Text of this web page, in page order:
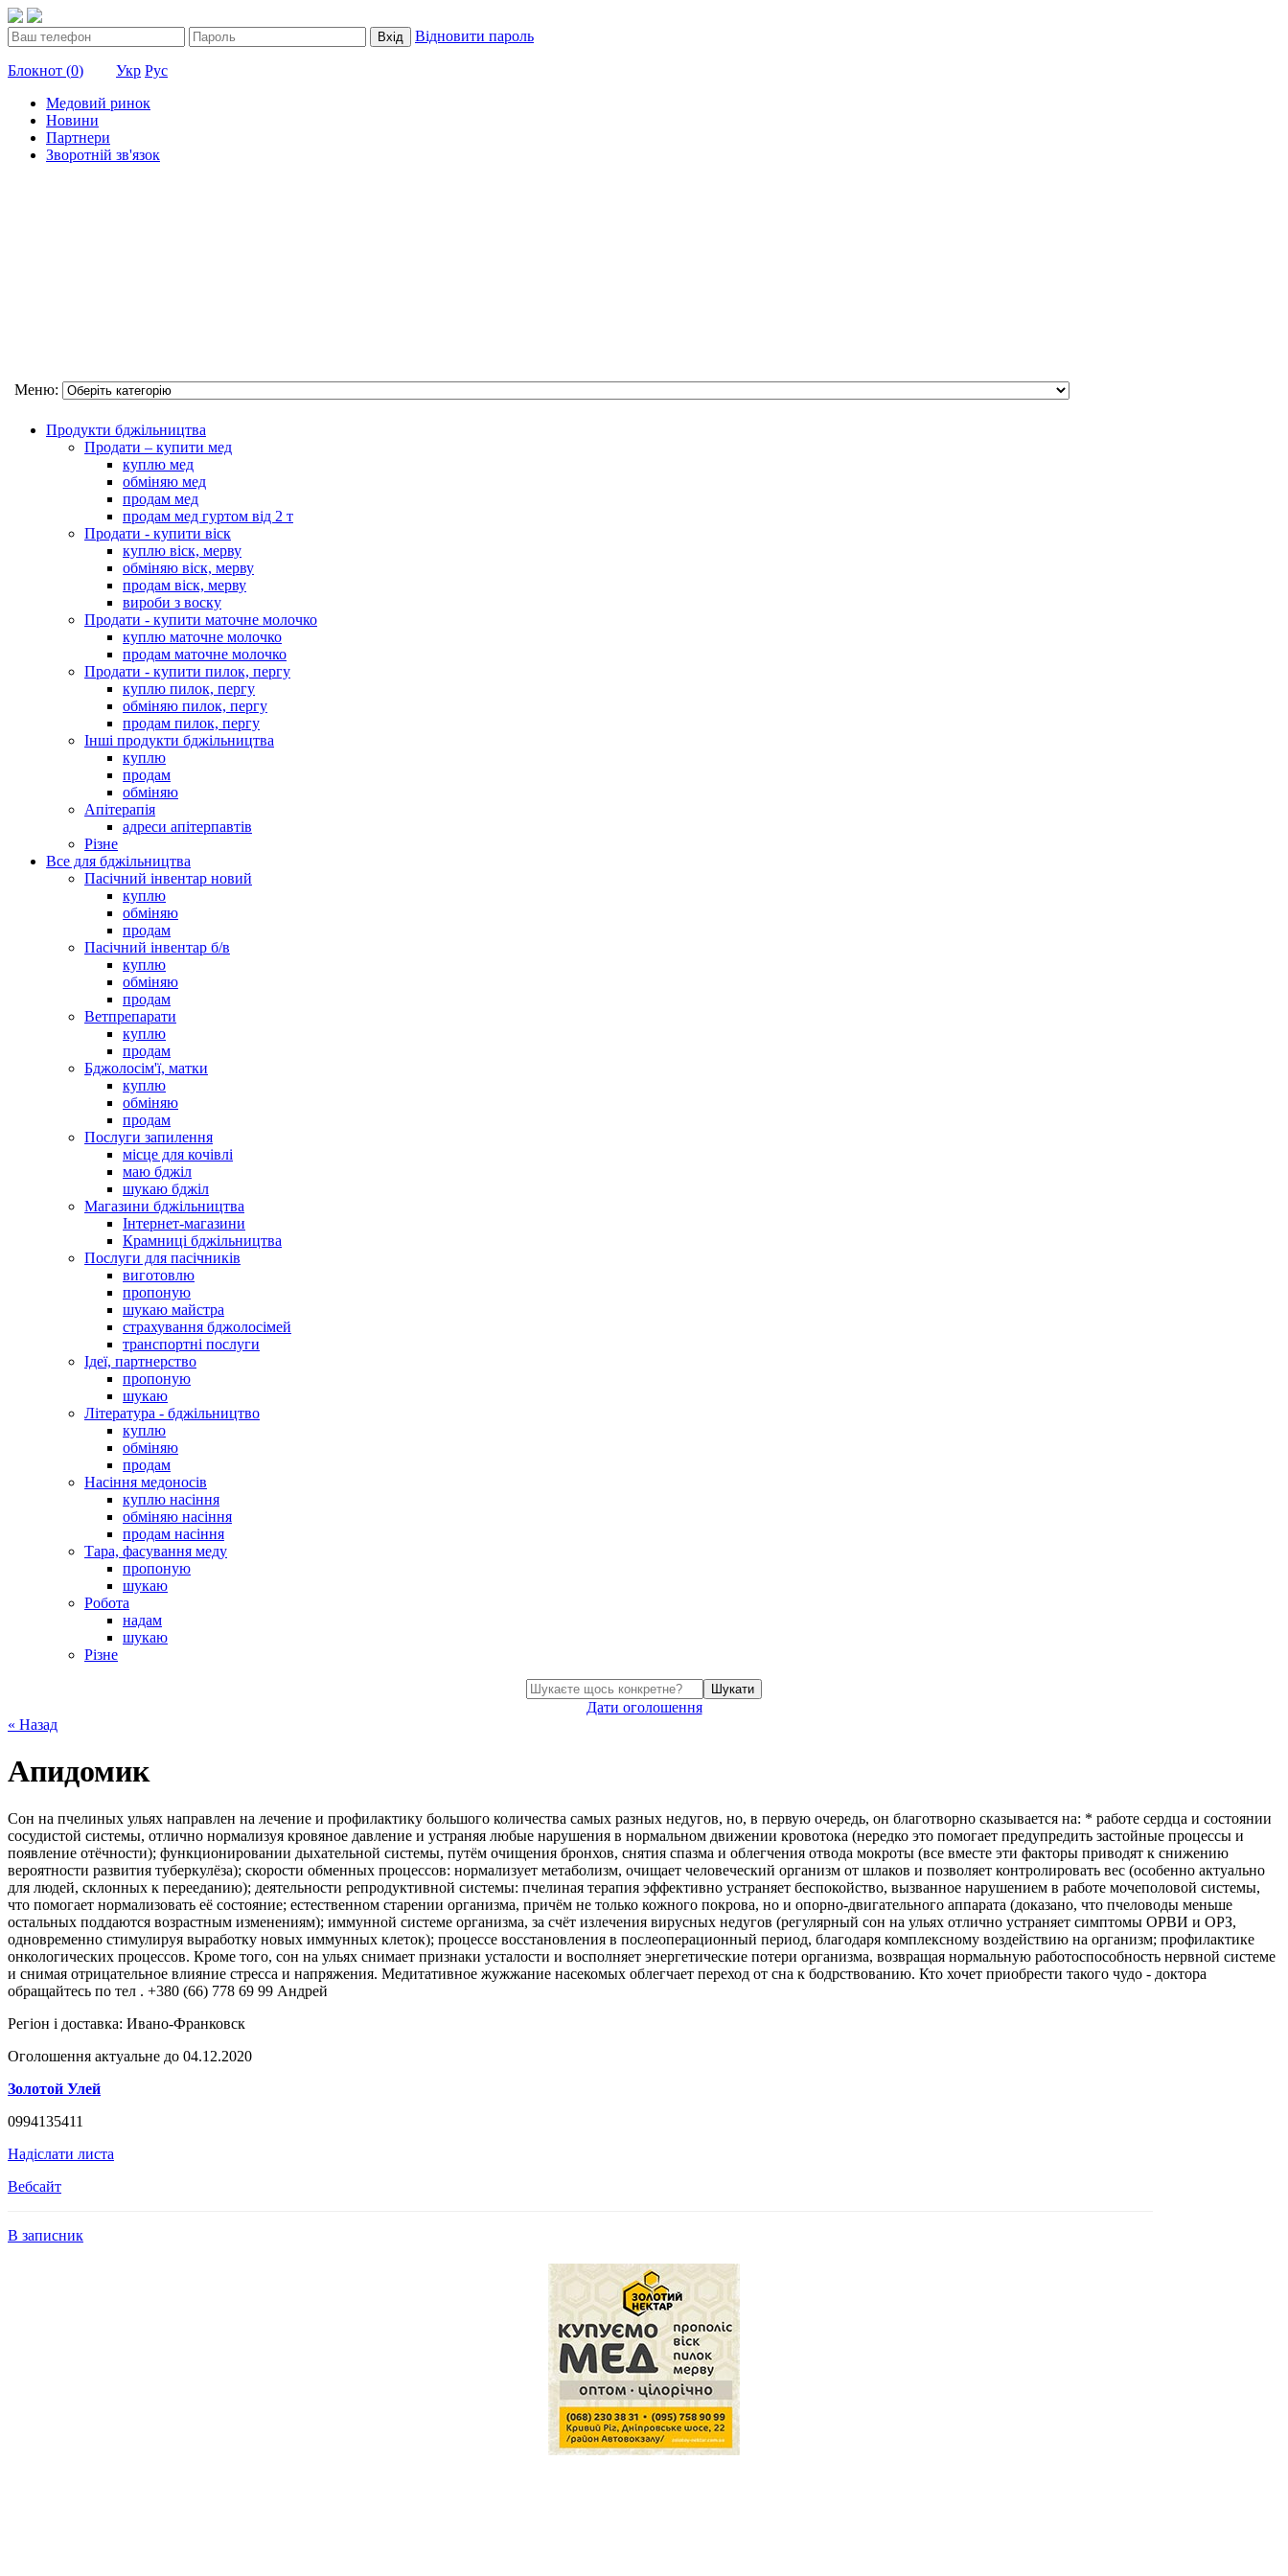
Вхід Відновити пароль
Блокнот (0) Укр Рус
Медовий ринок
Новини
Партнери
Зворотній зв'язок
Меню:
Продукти бджільництва
Продати – купити мед
куплю мед
обміняю мед
продам мед
продам мед гуртом від 2 т
Продати - купити віск
куплю віск, мерву
обміняю віск, мерву
продам віск, мерву
вироби з воску
Продати - купити маточне молочко
куплю маточне молочко
продам маточне молочко
Продати - купити пилок, пергу
куплю пилок, пергу
обміняю пилок, пергу
продам пилок, пергу
Інші продукти бджільництва
куплю
продам
обміняю
Апітерапія
адреси апітерпавтів
Різне
Все для бджільництва
Пасічний інвентар новий
куплю
обміняю
продам
Пасічний інвентар б/в
куплю
обміняю
продам
Ветпрепарати
куплю
продам
Бджолосім'ї, матки
куплю
обміняю
продам
Послуги запилення
місце для кочівлі
маю бджіл
шукаю бджіл
Магазини бджільництва
Інтернет-магазини
Крамниці бджільництва
Послуги для пасічників
виготовлю
пропоную
шукаю майстра
страхування бджолосімей
транспортні послуги
Ідеї, партнерство
пропоную
шукаю
Література - бджільництво
куплю
обміняю
продам
Насіння медоносів
куплю насіння
обміняю насіння
продам насіння
Тара, фасування меду
пропоную
шукаю
Робота
надам
шукаю
Різне
Шукати
Дати оголошення
« Назад
Апидомик
Сон на пчелиных ульях направлен на лечение и профилактику большого количества самых разных недугов, но, в первую очередь, он благотворно сказывается на: * работе сердца и состоянии
сосудистой системы, отлично нормализуя кровяное давление и устраняя любые нарушения в нормальном движении кровотока (нередко это помогает предупредить застойные процессы и
появление отёчности); функционировании дыхательной системы, путём очищения бронхов, снятия спазма и облегчения отвода мокроты (все вместе эти факторы приводят к снижению
вероятности развития туберкулёза); скорости обменных процессов: нормализует метаболизм, очищает человеческий организм от шлаков и позволяет контролировать вес (особенно актуально
для людей, склонных к перееданию); деятельности репродуктивной системы: пчелиная терапия эффективно устраняет беспокойство, вызванное нарушением в работе мочеполовой системы,
что помогает нормализовать её состояние; естественном старении организма, причём не только кожного покрова, но и опорно-двигательного аппарата (доказано, что пчеловоды меньше
остальных поддаются возрастным изменениям); иммунной системе организма, за счёт излечения вирусных недугов (регулярный сон на ульях отлично устраняет симптомы ОРВИ и ОРЗ,
одновременно стимулируя выработку новых иммунных клеток); процессе восстановления в послеоперационный период, благодаря комплексному воздействию на организм; профилактике
онкологических процессов. Кроме того, сон на ульях снимает признаки усталости и восполняет энергетические потери организма, возвращая нормальную работоспособность нервной системе
и снимая отрицательное влияние стресса и напряжения. Медитативное жужжание насекомых облегчает переход от сна к бодрствованию. Кто хочет приобрести такого чудо - доктора
обращайтесь по тел . +380 (66) 778 69 99 Андрей
Регіон і доставка: Ивано-Франковск
Оголошення актуальне до 04.12.2020
Золотой Улей
0994135411
Надіслати листа
Вебсайт
В записник